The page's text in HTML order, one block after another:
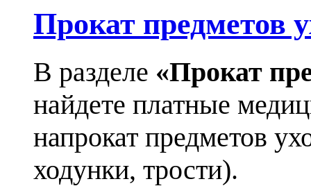
Прокат предметов
В разделе «Прокат
найдете платные
напрокат предметов
ходунки, трости).